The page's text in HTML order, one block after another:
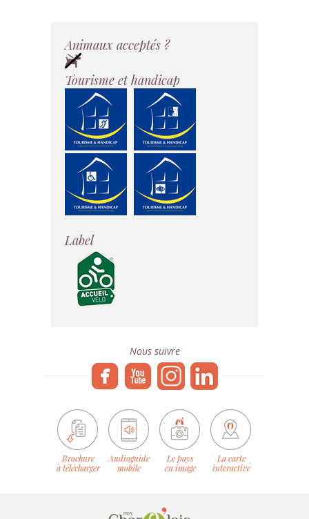
Animaux acceptés ?
Tourisme et handicap
Label
Nous suivre
Brochure
à télécharger
Audioguide
mobile
Le pays
en image
La carte
interactive